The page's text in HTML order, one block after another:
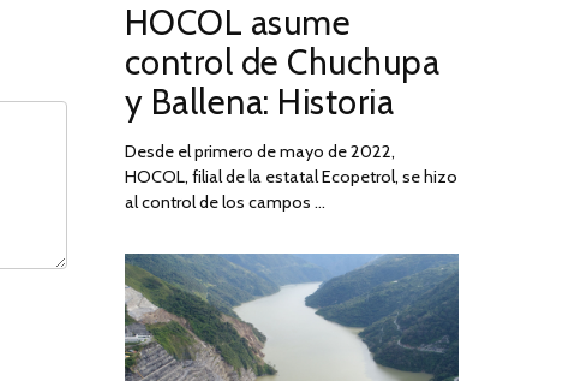
ON
DE
2026
HOCOL asume
control de Chuchupa
y Ballena: Historia
Desde el primero de mayo de 2022,
HOCOL, filial de la estatal Ecopetrol, se hizo
al control de los campos …